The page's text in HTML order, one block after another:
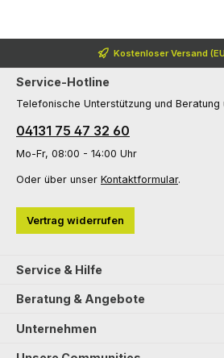
Kostenloser Versand
Service-Hotline
Telefonische Unterstützung und Beratung
04131 75 47 32 60
Mo-Fr, 08:00 - 14:00 Uhr
Oder über unser Kontaktformular.
Vertrag widerrufen
Service & Hilfe
Beratung & Angebote
Unternehmen